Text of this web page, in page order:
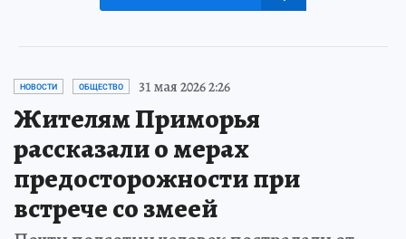
НОВОСТИ ОБЩЕСТВО 31 мая 2026 2:26
Жителям Приморья
рассказали о мерах
предосторожности при
встрече со змеей